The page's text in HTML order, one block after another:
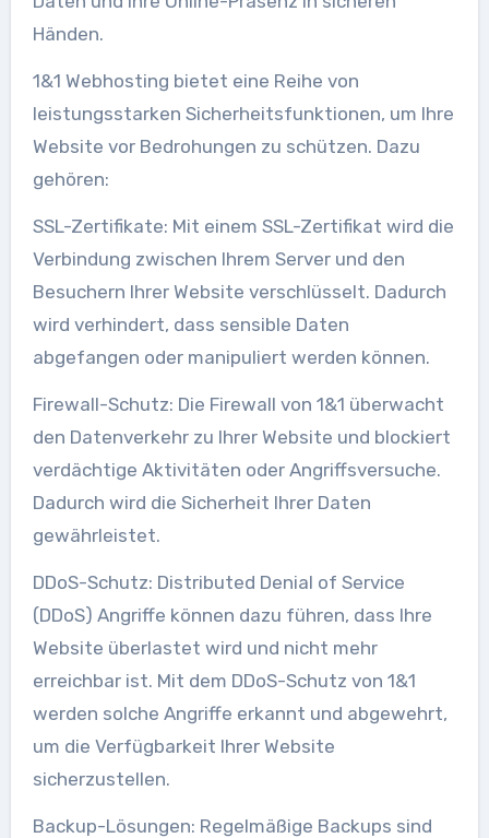
Händen.
1&1 Webhosting bietet eine Reihe von
leistungsstarken Sicherheitsfunktionen, um Ihre
Website vor Bedrohungen zu schützen. Dazu
gehören:
SSL-Zertifikate: Mit einem SSL-Zertifikat wird die
Verbindung zwischen Ihrem Server und den
Besuchern Ihrer Website verschlüsselt. Dadurch
wird verhindert, dass sensible Daten
abgefangen oder manipuliert werden können.
Firewall-Schutz: Die Firewall von 1&1 überwacht
den Datenverkehr zu Ihrer Website und blockiert
verdächtige Aktivitäten oder Angriffsversuche.
Dadurch wird die Sicherheit Ihrer Daten
gewährleistet.
DDoS-Schutz: Distributed Denial of Service
(DDoS) Angriffe können dazu führen, dass Ihre
Website überlastet wird und nicht mehr
erreichbar ist. Mit dem DDoS-Schutz von 1&1
werden solche Angriffe erkannt und abgewehrt,
um die Verfügbarkeit Ihrer Website
sicherzustellen.
Backup-Lösungen: Regelmäßige Backups sind